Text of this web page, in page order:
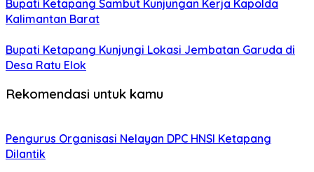
Bupati Ketapang Sambut Kunjungan Kerja Kapolda
Kalimantan Barat
Bupati Ketapang Kunjungi Lokasi Jembatan Garuda di
Desa Ratu Elok
Rekomendasi untuk kamu
Pengurus Organisasi Nelayan DPC HNSI Ketapang
Dilantik